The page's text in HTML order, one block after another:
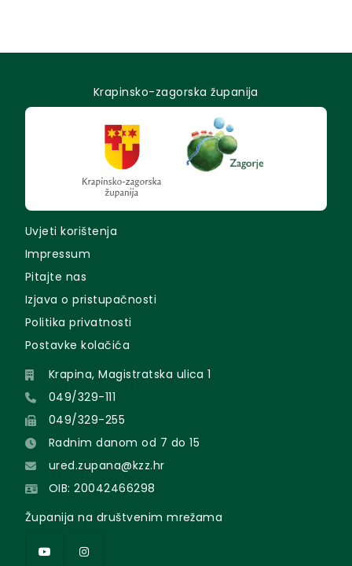
Krapinsko-zagorska županija
Uvjeti korištenja
Impressum
Pitajte nas
Izjava o pristupačnosti
Politika privatnosti
Postavke kolačića
Krapina, Magistratska ulica 1
049/329-111
049/329-255
Radnim danom od 7 do 15
ured.zupana@kzz.hr
OIB: 20042466298
Županija na društvenim mrežama